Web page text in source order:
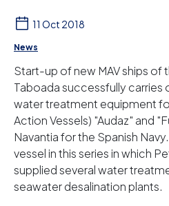
11 Oct 2018
News
Start-up of new MAV ships of
Taboada successfully
water treatment equipment
Action Vessels) "Audaz" and
Navantia for the Spanish
vessel in this series in which
supplied several water
seawater desalination plants.